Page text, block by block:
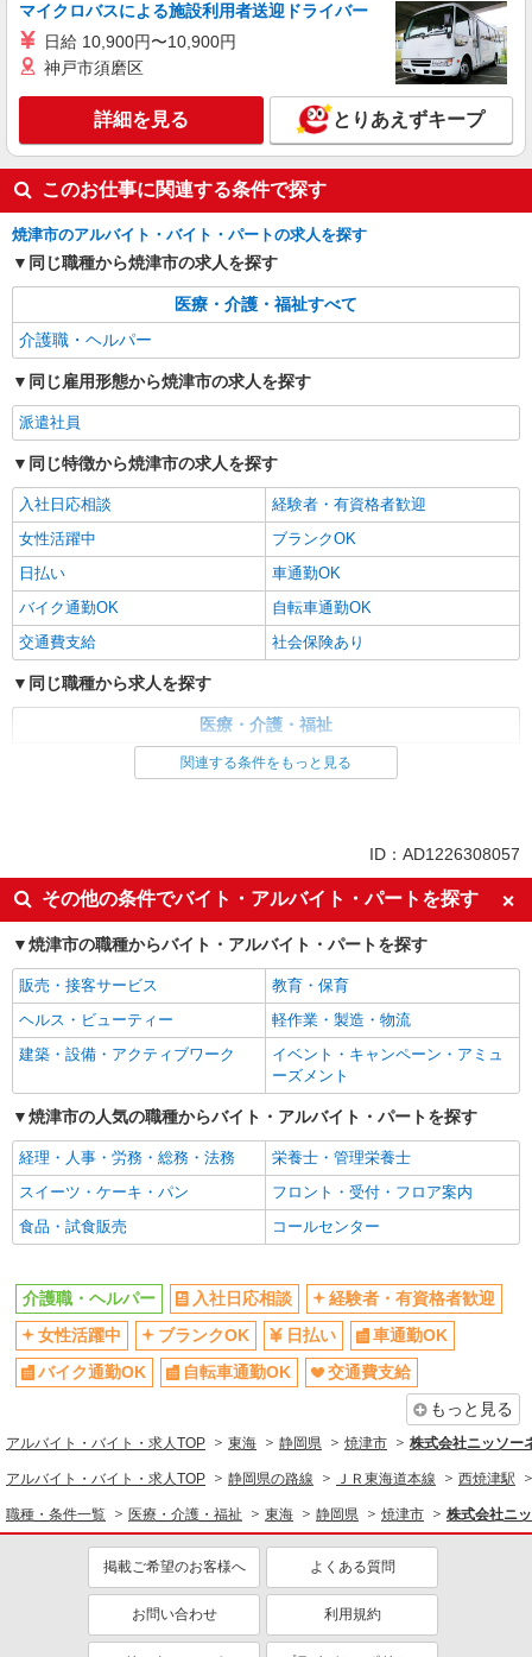
派遣社員
株式会社kotrio /●SZ-H-2014838
焼津駅＊年齢不問◎未経験から安定した業界へ
時給1500円〜2125円 ＜日払い有/週払い有/交
通費全支給(ガソリン代含む)＞
焼津市内 最寄り駅：焼津
詳細を見る
派遣社員
株式会社kotrio /●SZ-H-1817006
毎日1.1万円＊デイサービス＊運転好きな方大
時給1500円〜2125円 ＜日払い有/週払い有/交
マイクロバスによる施設利用者送迎ドライバー
日給 10,900円〜10,900円
神戸市須磨区
詳細を見る とりあえずキープ
このお仕事に関連する条件で探す
焼津市のアルバイト・バイト・パートの求人を探す
同じ職種から焼津市の求人を探す
医療・介護・福祉すべて
介護職・ヘルパー
同じ雇用形態から焼津市の求人を探す
派遣社員
同じ特徴から焼津市の求人を探す
入社日応相談
経験者・有資格者歓迎
女性活躍中
ブランクOK
日払い
車通勤OK
バイク通勤OK
自転車通勤OK
交通費支給
社会保険あり
同じ職種から求人を探す
医療・介護・福祉
交通費支給
社会保険あり
関連する条件をもっと見る
ID：AD1226308057
その他の条件でバイト・アルバイト・パートを探す
焼津市の職種からバイト・アルバイト・パートを探す
販売・接客サービス
教育・保育
ヘルス・ビューティー
軽作業・製造・物流
建築・設備・アクティブワーク
イベント・キャンペーン・アミュ
ーズメント
焼津市の人気の職種からバイト・アルバイト・パートを探す
経理・人事・労務・総務・法務
栄養士・管理栄養士
スイーツ・ケーキ・パン
フロント・受付・フロア案内
食品・試食販売
コールセンター
介護職・ヘルパー 入社日応相談
経験者・有資格者歓迎
女性活躍中
ブランクOK 日払い
車通勤OK
バイク通勤OK
自転車通勤OK
交通費支給
もっと見る
アルバイト・バイト・求人TOP 東海 静岡県 焼津市 株式会社ニッソー
アルバイト・バイト・求人TOP 静岡県の路線 ＪＲ東海道本線 西焼津駅
職種・条件一覧 医療・介護・福祉 東海 静岡県 焼津市 株式会社ニ
掲載ご希望のお客様へ よくある質問
お問い合わせ 利用規約